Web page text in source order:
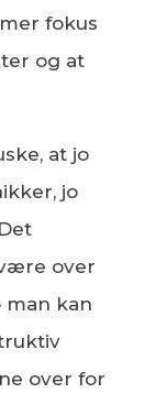
fokus
og at
at jo
jo
over
man kan
over for